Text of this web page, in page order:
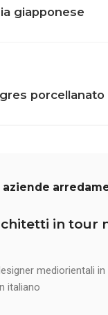
giapponese
aziende
in tour
mediorientali
italiano